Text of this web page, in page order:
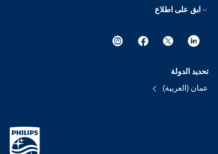
ابق على اطلاع
تحديد الدولة
عمان (العربية)